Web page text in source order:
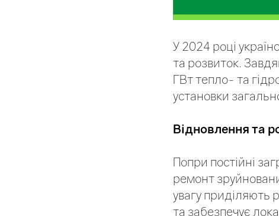
У 2024 році
та розвиток.
ГВт тепло- та
установки
Відновлення та
Попри постійні
ремонт
увагу приділяють
та забезпечує